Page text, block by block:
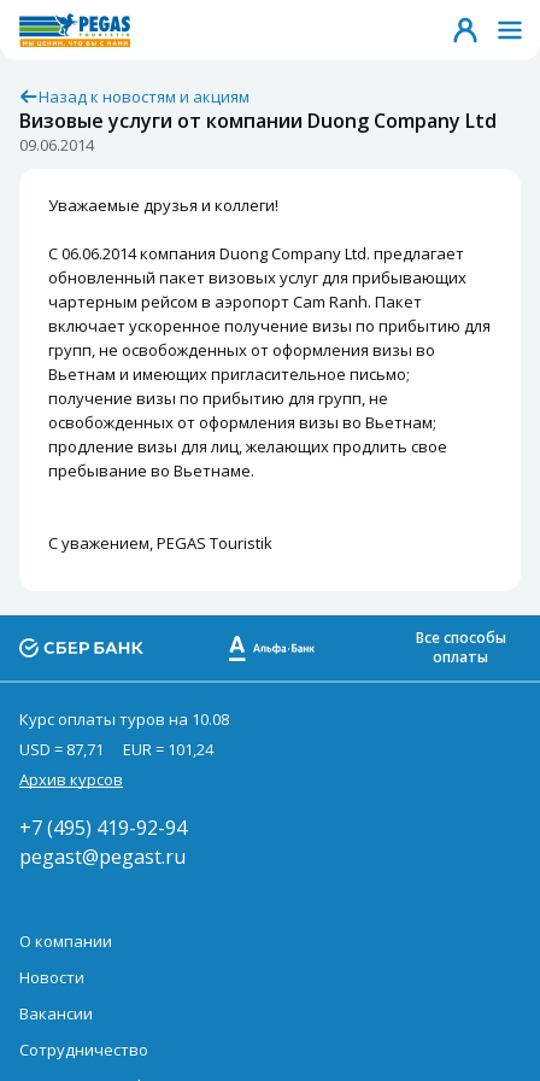
Назад к новостям и акциям
Визовые услуги от компании Duong Company Ltd
09.06.2014
Уважаемые друзья и коллеги!
С 06.06.2014 компания Duong Company Ltd. предлагает
обновленный пакет визовых услуг для прибывающих
чартерным рейсом в аэропорт Cam Ranh. Пакет
включает ускоренное получение визы по прибытию для
групп, не освобожденных от оформления визы во
Вьетнам и имеющих пригласительное письмо;
получение визы по прибытию для групп, не
освобожденных от оформления визы во Вьетнам;
продление визы для лиц, желающих продлить свое
пребывание во Вьетнаме.
С уважением, PEGAS Touristik
Все способы
оплаты
Курс оплаты туров на 10.08
USD = 87,71
EUR = 101,24
Архив курсов
+7 (495) 419-92-94
pegast@pegast.ru
О компании
Новости
Вакансии
Сотрудничество